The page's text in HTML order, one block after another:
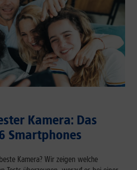
Kamera: Das
Smartphones
Kamera? Wir zeigen welche